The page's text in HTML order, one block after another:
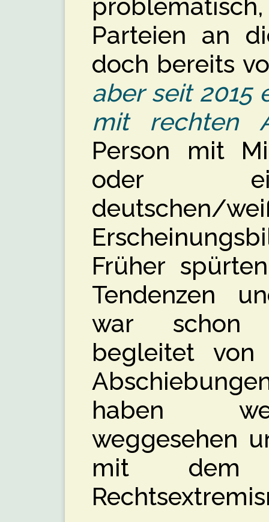
Parteien an
doch bereits
aber seit 2015
mit rechten
Person mit
oder
deutschen/
Früher
Tendenzen
war schon
begleitet von
haben
weggesehen
mit dem